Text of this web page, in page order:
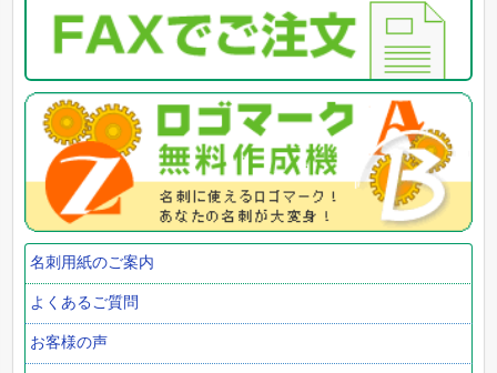
名刺用紙のご案内
よくあるご質問
お客様の声